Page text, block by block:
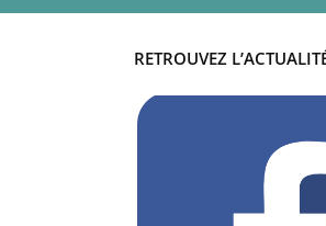
RETROUVEZ